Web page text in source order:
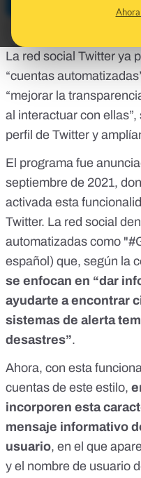
La red social Twitter ya
“cuentas
“mejorar la
al interactuar con
perfil de Twitter y
El programa fue
septiembre de 2021,
activada esta
Twitter. La red social
automatizadas como
español) que, según la
se enfocan en “dar
ayudarte a encontrar
sistemas de alerta
desastres”.
Ahora, con esta
cuentas de este estilo,
incorporen esta
mensaje informativo
usuario, en el que
y el nombre de usuario